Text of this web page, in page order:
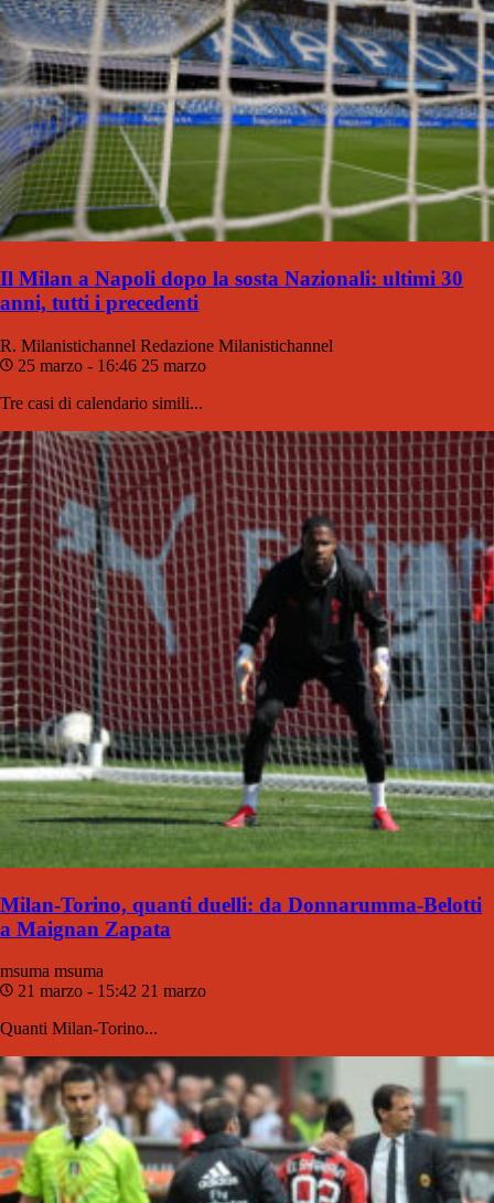
Il Milan a Napoli dopo la sosta Nazionali: ultimi 30
anni, tutti i precedenti
R. Milanistichannel Redazione Milanistichannel
25 marzo - 16:46 25 marzo
Tre casi di calendario simili...
Milan-Torino, quanti duelli: da Donnarumma-Belotti
a Maignan Zapata
msuma msuma
21 marzo - 15:42 21 marzo
Quanti Milan-Torino...